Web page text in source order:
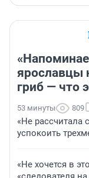
ярославцы
гриб — что
53 минуты 809
«Не рассчитала
успокоить
«Не хочется в